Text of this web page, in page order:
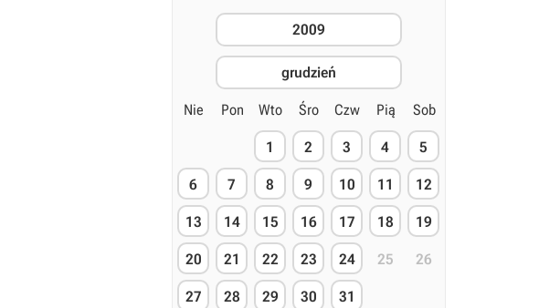
2009
grudzień
Nie Pon Wto Śro Czw Pią Sob
1 2 3 4 5
6 7 8 9 10 11 12
13 14 15 16 17 18 19
20 21 22 23 24 25 26
27 28 29 30 31